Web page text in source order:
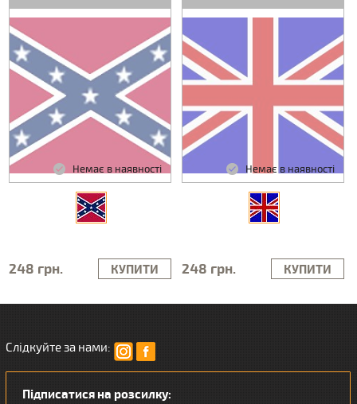
Немає в наявності
248 грн. КУПИТИ
Немає в наявності
248 грн. КУПИТИ
Слідкуйте за нами:
Підписатися на розсилку: